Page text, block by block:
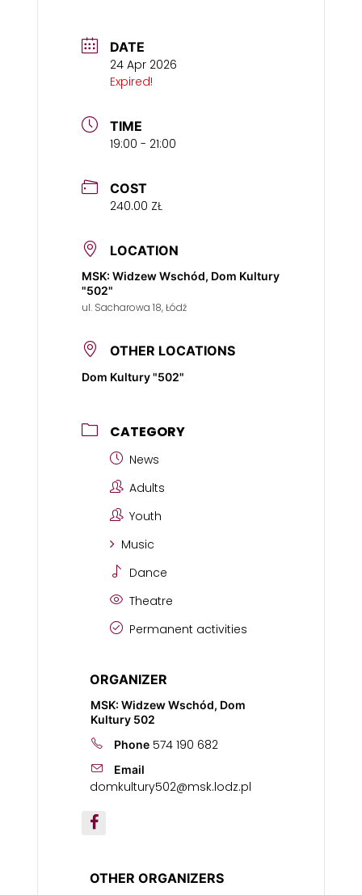
DATE
24 Apr 2026
Expired!
TIME
19:00 - 21:00
COST
240.00 ZŁ
LOCATION
MSK: Widzew Wschód, Dom Kultury
"502"
ul. Sacharowa 18, Łódź
OTHER LOCATIONS
Dom Kultury "502"
CATEGORY
News
Adults
Youth
Music
Dance
Theatre
Permanent activities
ORGANIZER
MSK: Widzew Wschód, Dom
Kultury 502
Phone 574 190 682
Email
domkultury502@msk.lodz.pl
OTHER ORGANIZERS